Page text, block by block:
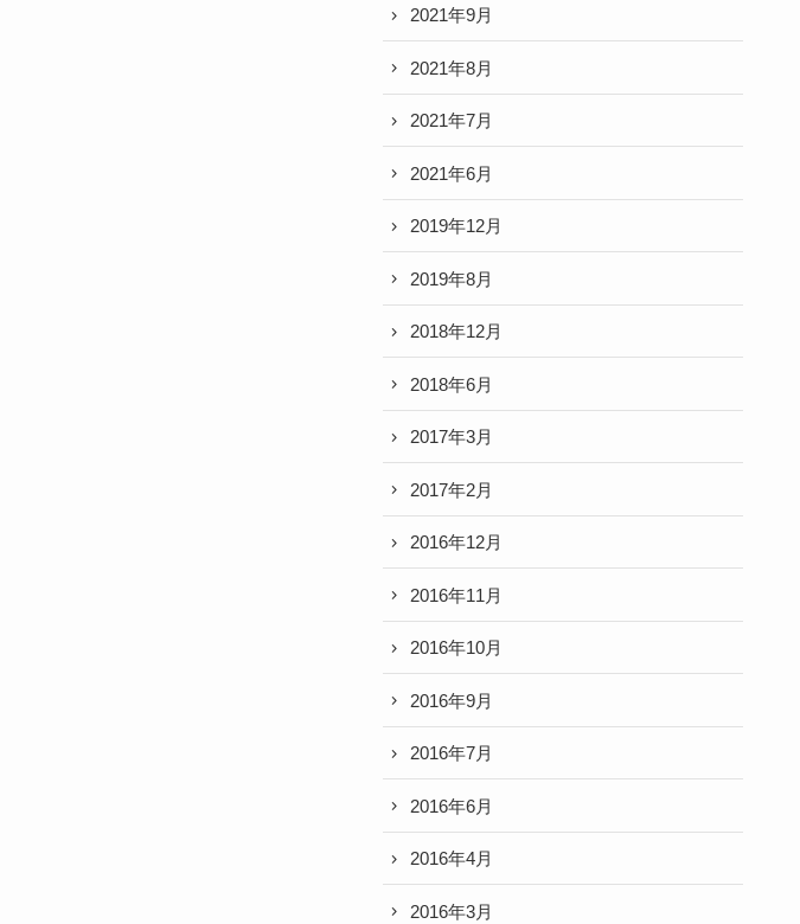
2021年9月
2021年8月
2021年7月
2021年6月
2019年12月
2019年8月
2018年12月
2018年6月
2017年3月
2017年2月
2016年12月
2016年11月
2016年10月
2016年9月
2016年7月
2016年6月
2016年4月
2016年3月